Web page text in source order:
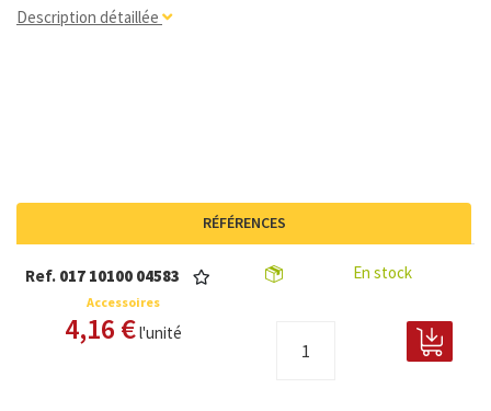
Description détaillée
RÉFÉRENCES
Ref. 017 10100 04583
Accessoires
En stock
4,16 €l'unité